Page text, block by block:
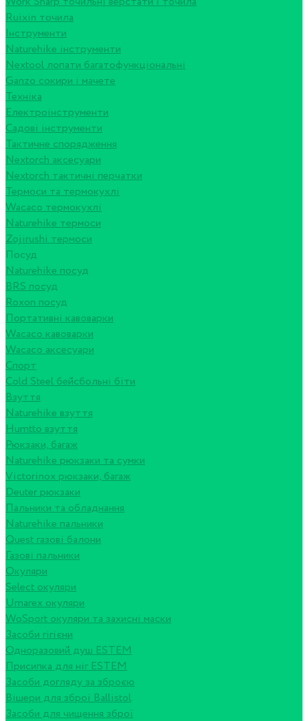
Ruixin точила
Інструменти
Naturehike інструменти
Nextool лопати багатофункціональні
Ganzo сокири і мачете
Техніка
Електроінструменти
Садові інструменти
Тактичне спорядження
Nextorch аксесуари
Nextorch тактичні перчатки
Термоси та термокухлі
Wacaco термокухлі
Naturehike термоси
Zojirushi термоси
Посуд
Naturehike посуд
BRS посуд
Roxon посуд
Портативні кавоварки
Wacaco кавоварки
Wacaco аксесуари
Спорт
Cold Steel бейсбольні біти
Взуття
Naturehike взуття
Humtto взуття
Рюкзаки, багаж
Naturehike рюкзаки та сумки
Victorinox рюкзаки, багаж
Deuter рюкзаки
Пальники та обладнання
Naturehike пальники
Quest газові балони
Газові пальники
Окуляри
Select окуляри
Umarex окуляри
WoSport окуляри та захисні маски
Засоби гігієни
Одноразовий душ ESTEM
Присипка для ніг ESTEM
Засоби догляду за зброєю
Вішери для зброї Ballistol
Засоби для чищення зброї